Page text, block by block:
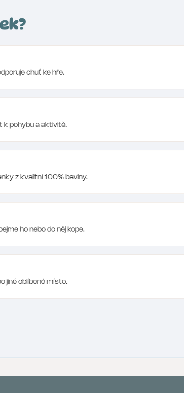
chuť ke hře.
k pohybu a aktivitě.
z kvalitní 100% bavlny.
ho nebo do něj kope.
jiné oblíbené místo.